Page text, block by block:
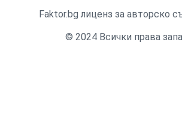
Faktor.bg лиценз за авторско
© 2024 Всички права